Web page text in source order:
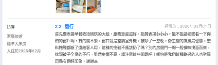
訪客
家庭旅遊
標準大床房
入住於2026年02月
2.2 還行
評價於：2026年03月01日
首先要表揚早餐收拾碗筷的大姐，服務態度超好，點贊表揚👍👍👍。能不能請老闆看一下你
們的窗戶啊，有的關不緊，窗口就是空調室外機，被吵了一整晚，衞生間的排風扇也響，塑
料拖鞋都斷了還給客人用，這樣的拖鞋不應該扔了嗎？別的房間門一開一股黴味撲面而來，
枕頭被子全臭的不行，雖然房價不高，請注意這些問題吧！哪怕是我們這種路過的人也對羅
田縣有個好印象，謝謝🙏